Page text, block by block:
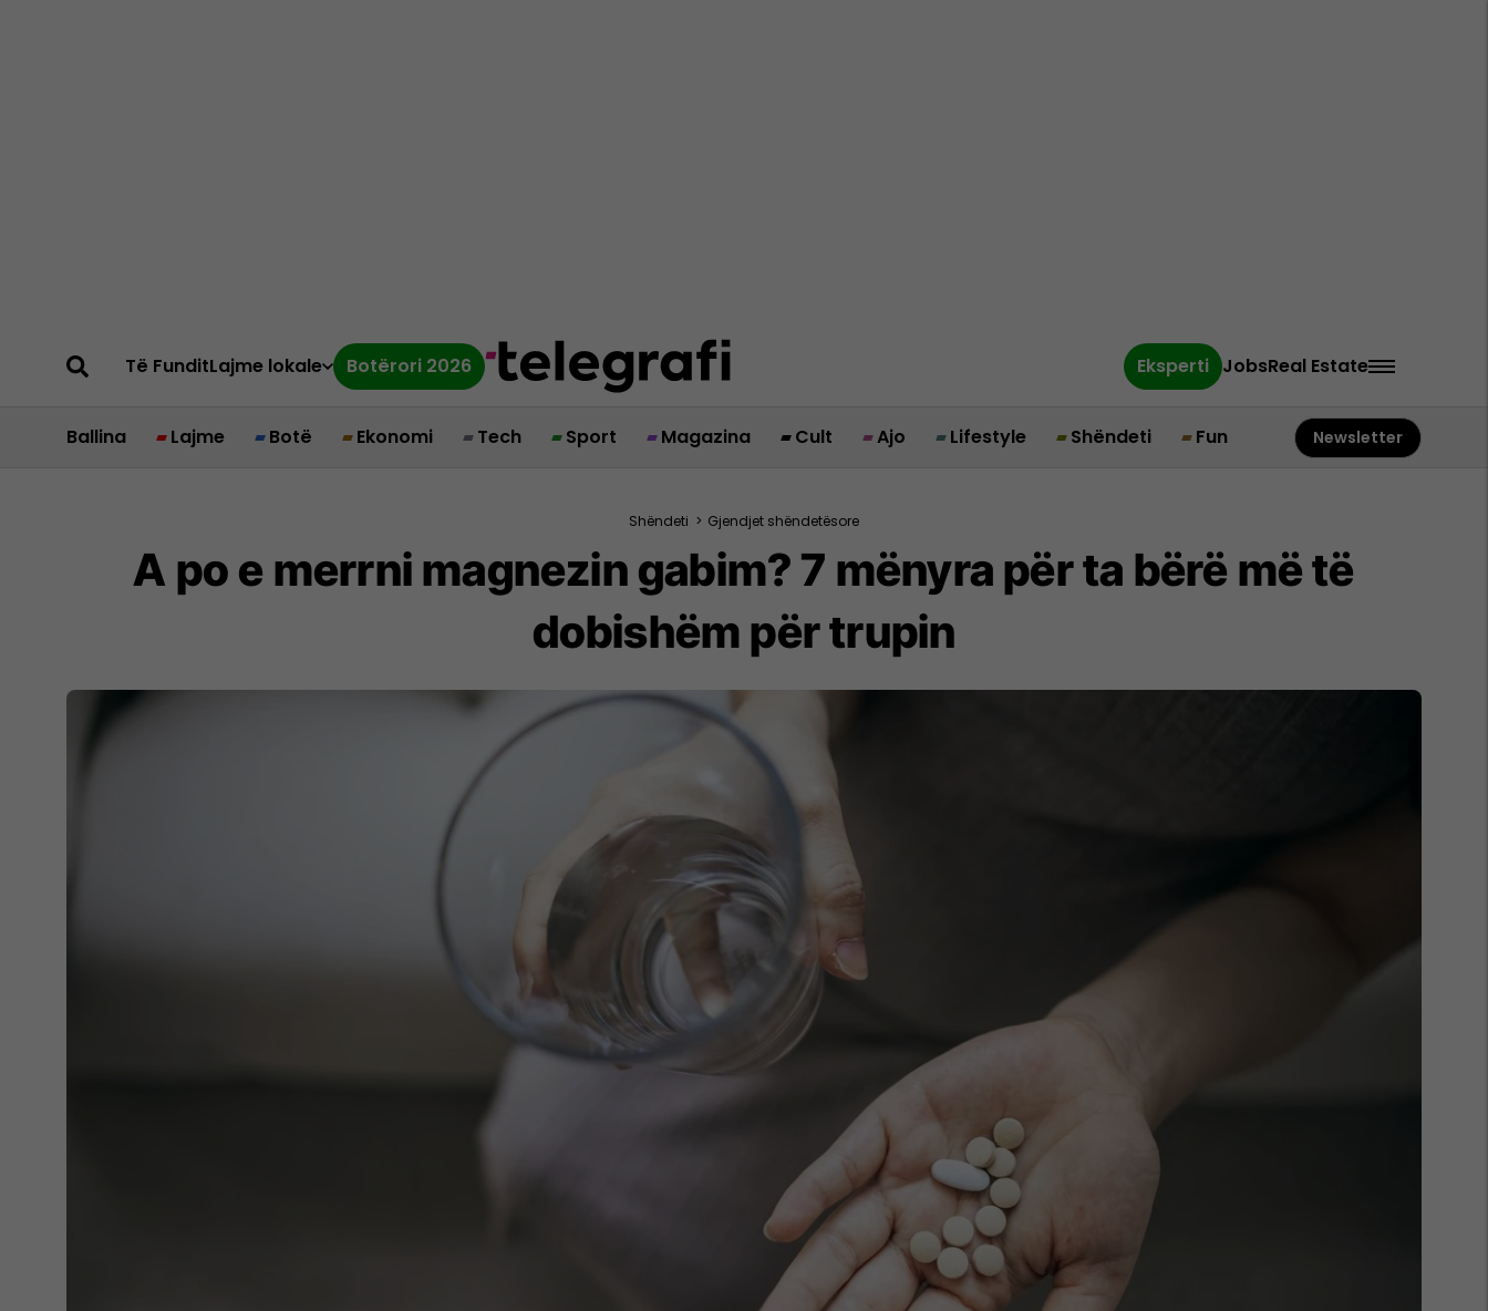
Të FunditLajme lokale Botërori 2026 Eksperti JobsReal Estate
Ballina Lajme Botë Ekonomi Tech Sport Magazina Cult Ajo Lifestyle Shëndeti Fun Newsletter
Shëndeti > Gjendjet shëndetësore
A po e merrni magnezin gabim? 7 mënyra për ta bërë më të
dobishëm për trupin